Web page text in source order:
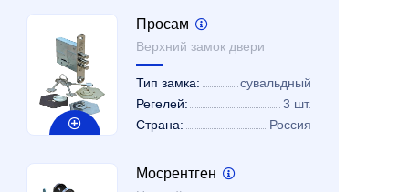
Просам
Верхний замок двери
Тип замка:
сувальдный
Регелей:
3 шт.
Страна:
Россия
Мосрентген